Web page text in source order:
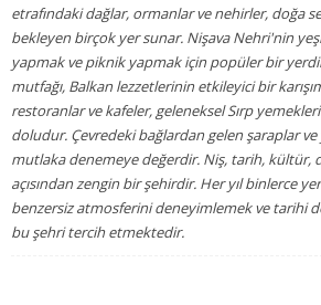
etrafındaki dağlar, ormanlar ve nehirler, doğa
bekleyen birçok yer sunar. Nişava Nehri'nin
yapmak ve piknik yapmak için popüler bir
mutfağı, Balkan lezzetlerinin etkileyici bir
restoranlar ve kafeler, geleneksel Sırp
doludur. Çevredeki bağlardan gelen şaraplar
mutlaka denemeye değerdir. Niş, tarih, kültür,
açısından zengin bir şehirdir. Her yıl binlerce
benzersiz atmosferini deneyimlemek ve tarihi
bu şehri tercih etmektedir.